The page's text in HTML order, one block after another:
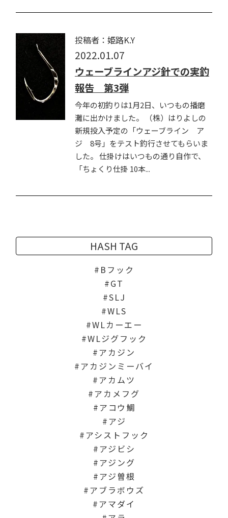
投稿者：姫路K.Y
2022.01.07
ウェーブラインアジ針での実釣
報告 第3弾
今年の初釣りは1月2日、いつもの播磨
灘に出かけました。 （株）はりよしの
新規投入予定の「ウェーブライン ア
ジ 8号」をテスト釣行させてもらいま
した。 仕掛けはいつもの通り自作で、
「ちょくり仕掛 10本...
HASH TAG
Bフック
GT
SLJ
WLS
WLカーエー
WLジグフック
アカジン
アカジンミーバイ
アカムツ
アカメフグ
アコウ鯛
アジ
アシストフック
アジビシ
アジング
アジ曽根
アブラボウズ
アマダイ